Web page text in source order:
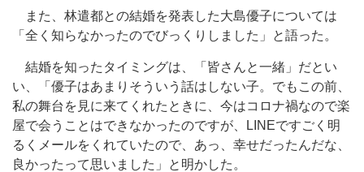
また、林遣都との結婚を発表した大島優子については
「全く知らなかったのでびっくりしました」と語った。
結婚を知ったタイミングは、「皆さんと一緒」だとい
い、「優子はあまりそういう話はしない子。でもこの前、
私の舞台を見に来てくれたときに、今はコロナ禍なので楽
屋で会うことはできなかったのですが、LINEですごく明
るくメールをくれていたので、あっ、幸せだったんだな、
良かったって思いました」と明かした。